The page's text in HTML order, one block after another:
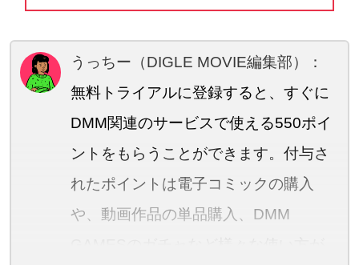
うっちー（DIGLE MOVIE編集部）：
無料トライアルに登録すると、すぐに
DMM関連のサービスで使える550ポイ
ントをもらうことができます。付与さ
れたポイントは電子コミックの購入
や、動画作品の単品購入、DMM